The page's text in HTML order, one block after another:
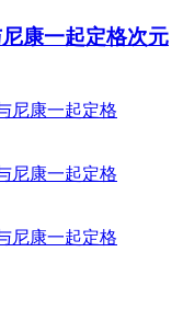
康一起定格次元